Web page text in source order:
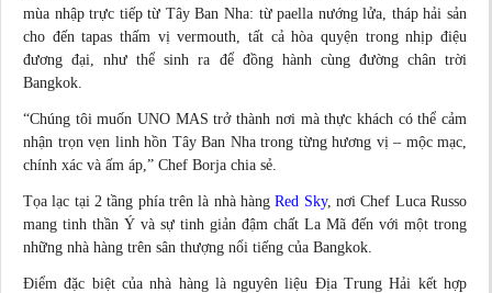
mùa nhập trực tiếp từ Tây Ban Nha: từ paella nướng lửa, tháp hải sản
cho đến tapas thấm vị vermouth, tất cả hòa quyện trong nhịp điệu
đương đại, như thể sinh ra để đồng hành cùng đường chân trời
Bangkok.
“Chúng tôi muốn UNO MAS trở thành nơi mà thực khách có thể cảm
nhận trọn vẹn linh hồn Tây Ban Nha trong từng hương vị – mộc mạc,
chính xác và ấm áp,” Chef Borja chia sẻ
Tọa lạc tại 2 tầng phía trên là nhà hàngRed Sky, nơi Chef Luca Russo
mang tinh thần Ý và sự tinh giản đậm chất La Mã đến với một trong
những nhà hàng trên sân thượng nổi tiếng của Bangkok.
Điểm đặc biệt của nhà hàng là nguyên liệu Địa Trung Hải kết hợp